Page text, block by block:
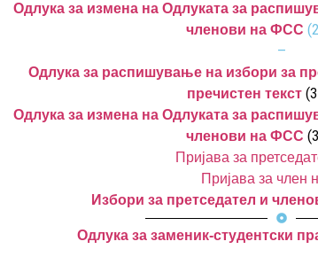
Одлука за измена на Одлуката за
членови на ФСС
–
Одлука за распишување на избори за
пречистен текст
Одлука за измена на Одлуката за
членови на ФСС
Пријава за
Пријава за член
Избори за претседател и
Одлука за заменик-студентски